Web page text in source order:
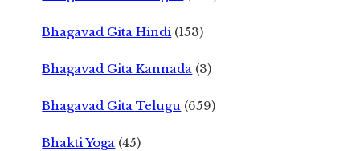
Bhagavad Gita Hindi (153)
Bhagavad Gita Kannada (3)
Bhagavad Gita Telugu (659)
Bhakti Yoga (45)